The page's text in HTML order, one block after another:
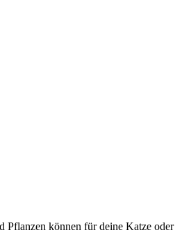
Pflanzen können für deine Katze oder